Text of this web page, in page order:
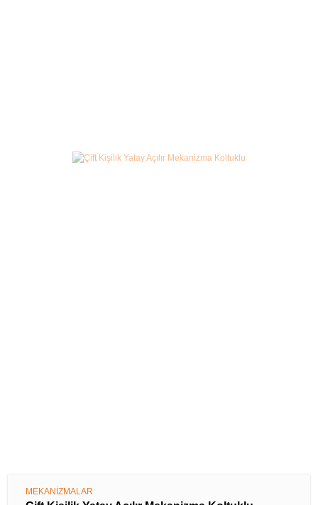
MEKANİZMALAR